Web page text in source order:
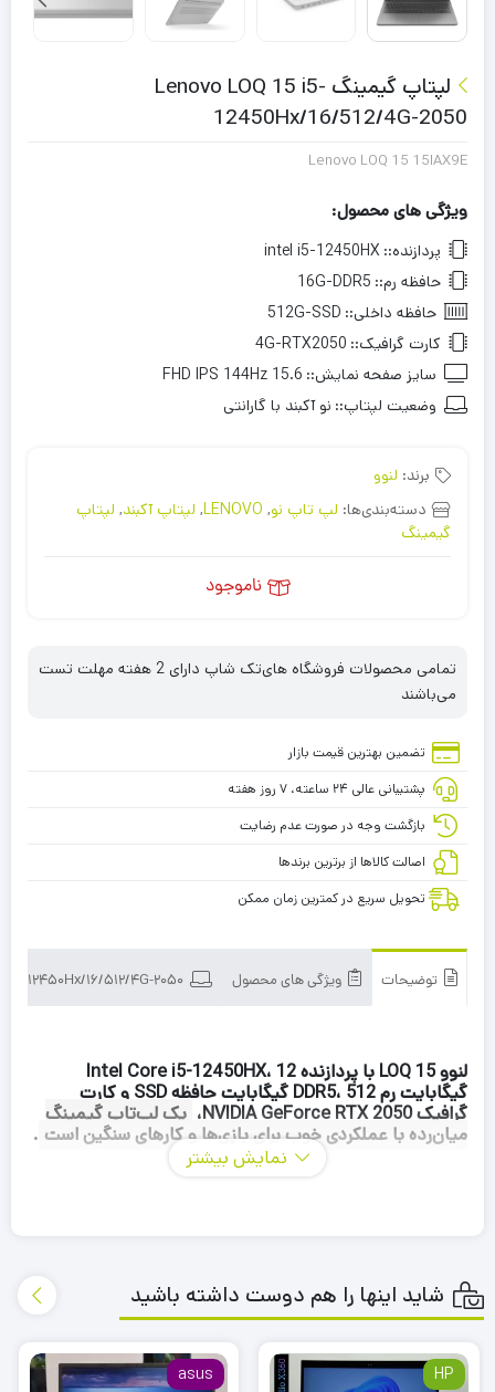
لپتاپ گیمینگ Lenovo LOQ 15 i5-
12450Hx/16/512/4G-2050
Lenovo LOQ 15 15IAX9E
ویژگی های محصول:
پردازنده:: intel i5-12450HX
حافظه رم:: 16G-DDR5
حافظه داخلی:: 512G-SSD
کارت گرافیک:: 4G-RTX2050
سایز صفحه نمایش:: 15.6 FHD IPS 144Hz
وضعیت لپتاپ:: نو آکبند با گارانتی
برند: لنوو
دسته‌بندی‌ها: لپ تاپ نو,
LENOVO
, لپتاپ آکبند, لپتاپ
گیمینگ
ناموجود
تمامی محصولات فروشگاه های‌تک شاپ دارای 2 هفته مهلت تست
می‌باشند
تضمین بهترین قیمت بازار
پشتیبانی عالی ۲۴ ساعته، ۷ روز هفته
بازگشت وجه در صورت عدم رضایت
اصالت کالاها از برترین برندها
تحویل سریع در کمترین زمان ممکن
توضیحات ویژگی های محصول
لنوو LOQ 15 با پردازنده Intel Core i5-12450HX، 12
گیگابایت رم DDR5، 512 گیگابایت حافظه SSD و کارت
گرافیک NVIDIA GeForce RTX 2050،
یک لپ‌تاپ گیمینگ
میان‌رده با عملکردی خوب برای بازی‌ها و کارهای سنگین است .
نمایش بیشتر
شاید اینها را هم دوست داشته باشید
HP
asus